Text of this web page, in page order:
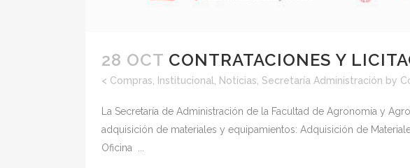
28 OCT CONTRATACIONES Y
< Compras Institucional Noticias Secretaría Administración by
La Secretaría de Administración de la Facultad de Agronomía y
adquisición de materiales y equipamientos: Adquisición de
Oficina ...